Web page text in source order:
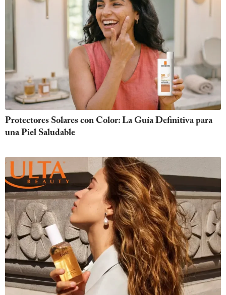
Protectores Solares con Color: La Guía Definitiva para
una Piel Saludable